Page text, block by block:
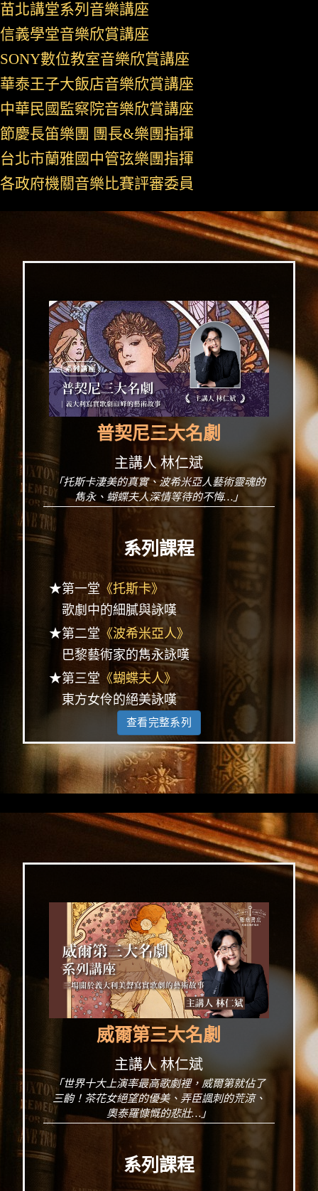
苗北講堂系列音樂講座
信義學堂音樂欣賞講座
SONY數位教室音樂欣賞講座
華泰王子大飯店音樂欣賞講座
中華民國監察院音樂欣賞講座
節慶長笛樂團 團長&樂團指揮
台北市蘭雅國中管弦樂團指揮
各政府機關音樂比賽評審委員
普契尼三大名劇
主講人 林仁斌
「托斯卡淒美的真實、波希米亞人藝術靈魂的
雋永、蝴蝶夫人深情等待的不悔…」
系列課程
★第一堂 《托斯卡》
歌劇中的細膩與詠嘆
★第二堂 《波希米亞人》
巴黎藝術家的雋永詠嘆
★第三堂 《蝴蝶夫人》
東方女伶的絕美詠嘆
查看完整系列
威爾第三大名劇
主講人 林仁斌
「世界十大上演率最高歌劇裡，威爾第就佔了
三齣！茶花女絕望的優美、弄臣諷刺的荒涼、
奧泰羅慷慨的悲壯…」
系列課程